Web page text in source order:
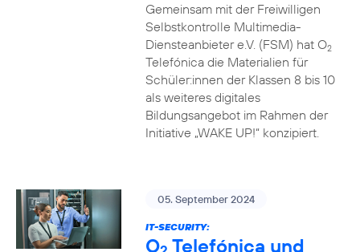
Gemeinsam mit der Freiwilligen
Selbstkontrolle Multimedia-
Diensteanbieter e.V. (FSM) hat O2
Telefónica die Materialien für
Schüler:innen der Klassen 8 bis 10
als weiteres digitales
Bildungsangebot im Rahmen der
Initiative „WAKE UP!“ konzipiert.
05. September 2024
IT-SECURITY:
O Telefónica und